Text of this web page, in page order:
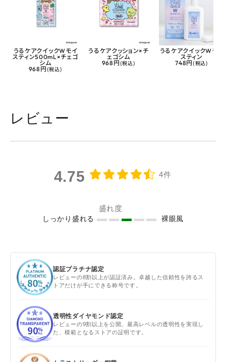
うるケアクイックWモイ
スティン500mL×チェゴ
シム
968円 (税込)
うるケアクッション×チ
ェゴシム
968円 (税込)
うるケアクイックWモイ
スティン
748円 (税込)
レビュー
4.75 4件
盛れ度
しっかり盛れる 裸眼風
認証プラチナ認定
レビューの8割以上が認証済み。卓越した信頼性を誇るス
トアだけが手にできる称号です。
透明性ダイヤモンド認定
レビューの9割以上を公開。最高レベルの透明性を実現し
た、模範となるストアの証明です。